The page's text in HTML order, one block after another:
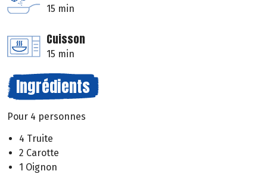
15 min
Cuisson
15 min
Ingrédients
Pour 4 personnes
4 Truite
2 Carotte
1 Oignon